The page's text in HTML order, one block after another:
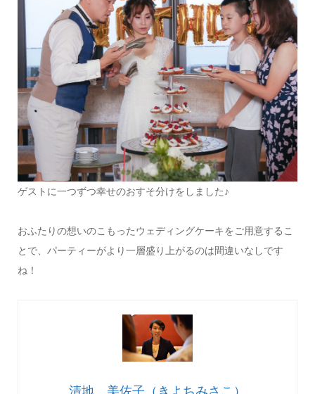
ゲストに一つずつ幸せのおすそ分けをしました♪
おふたりの想いのこもったウェディングケーキをご用意するこ
とで、パーティーがより一層盛り上がるのは間違いなしです
ね！
清地 美佐子（きよちみさこ）